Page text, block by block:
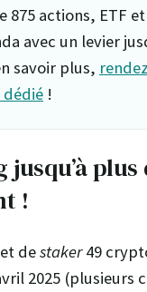
875 actions, ETF
avec un levier
savoir plus,
!
plus
!
destaker49
2025 (plusieurs